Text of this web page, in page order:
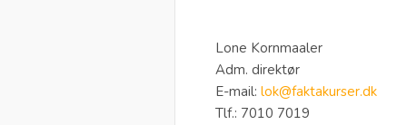
Lone Kornmaaler
Adm. direktør
E-mail: lok@faktakurser.dk
Tlf.: 7010 7019